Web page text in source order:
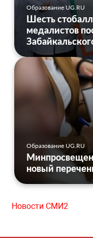
Образование UG.RU
Шесть
медалистов
Образование UG.RU
новый
Новости СМИ2